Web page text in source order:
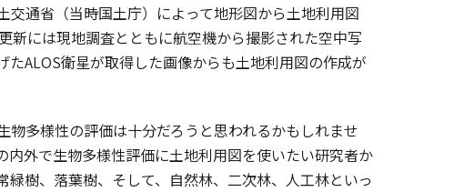
通省（当時国土庁）によって地形図から土地利用図
新には現地調査とともに航空機から撮影された空中写
ALOS衛星が取得した画像からも土地利用図の作成が
多様性の評価は十分だろうと思われるかもしれませ
外で生物多様性評価に土地利用図を使いたい研究者か
樹、落葉樹、そして、自然林、二次林、人工林といっ